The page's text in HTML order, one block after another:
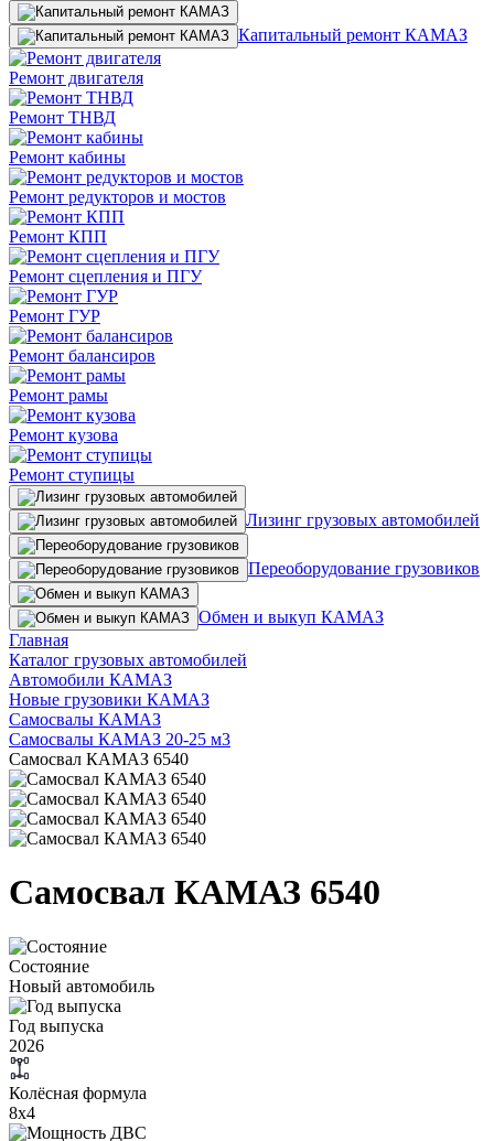
Капитальный ремонт КАМАЗ
Ремонт двигателя
Ремонт ТНВД
Ремонт кабины
Ремонт редукторов и мостов
Ремонт КПП
Ремонт сцепления и ПГУ
Ремонт ГУР
Ремонт балансиров
Ремонт рамы
Ремонт кузова
Ремонт ступицы
Лизинг грузовых автомобилей
Переоборудование грузовиков
Обмен и выкуп КАМАЗ
Главная
Каталог грузовых автомобилей
Автомобили КАМАЗ
Новые грузовики КАМАЗ
Самосвалы КАМАЗ
Самосвалы КАМАЗ 20-25 м3
Самосвал КАМАЗ 6540
Самосвал КАМАЗ 6540
Состояние
Новый автомобиль
Год выпуска
2026
Колёсная формула
8х4